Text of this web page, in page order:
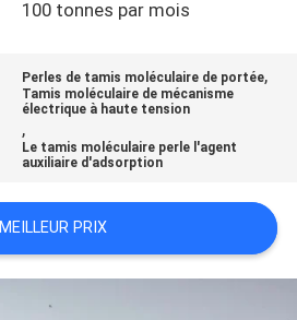
100 tonnes par mois
Perles de tamis moléculaire de portée,
Tamis moléculaire de mécanisme
électrique à haute tension
,
Le tamis moléculaire perle l'agent
auxiliaire d'adsorption
MEILLEUR PRIX